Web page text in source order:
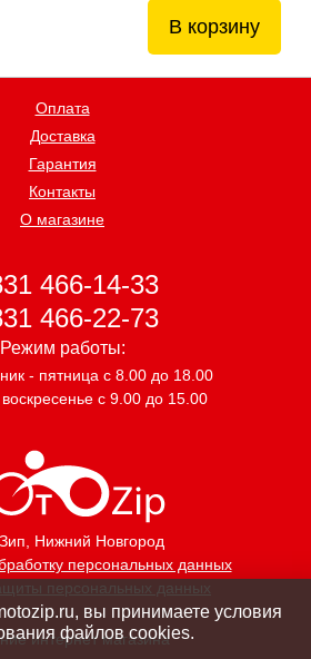
В корзину
, Нижний Новгород
персональных данных
персональных данных
Оплата
Доставка
Гарантия
Контакты
О магазине
466-14-33
466-22-73
Режим работы:
- пятница с 8.00 до 18.00
с 9.00 до 15.00
интернет магазина
вы принимаете условия
файлов cookies.